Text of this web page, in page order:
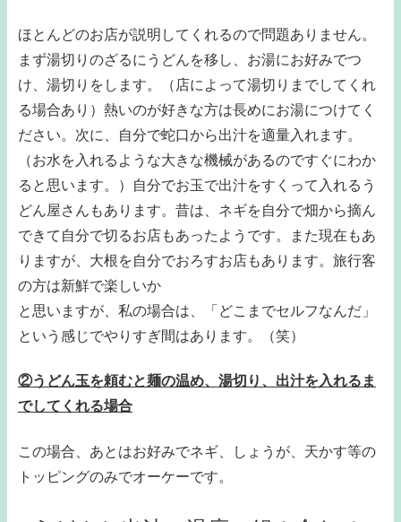
ほとんどのお店が説明してくれるので問題ありません。
まず湯切りのざるにうどんを移し、お湯にお好みでつ
け、湯切りをします。（店によって湯切りまでしてくれ
る場合あり）熱いのが好きな方は長めにお湯につけてく
ださい。次に、自分で蛇口から出汁を適量入れます。
（お水を入れるような大きな機械があるのですぐにわか
ると思います。）自分でお玉で出汁をすくって入れるう
どん屋さんもあります。昔は、ネギを自分で畑から摘ん
できて自分で切るお店もあったようです。また現在もあ
りますが、大根を自分でおろすお店もあります。旅行客
の方は新鮮で楽しいか
と思いますが、私の場合は、「どこまでセルフなんだ」
という感じでやりすぎ間はあります。（笑）
②うどん玉を頼むと麺の温め、湯切り、出汁を入れるま
でしてくれる場合
この場合、あとはお好みでネギ、しょうが、天かす等の
トッピングのみでオーケーです。